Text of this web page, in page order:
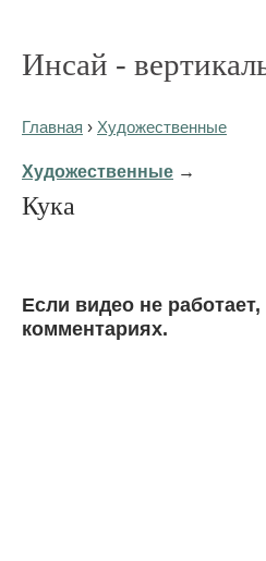
Инсай -
Главная › Художественные
Художественные →
Кука
Eсли видео не
комментариях.